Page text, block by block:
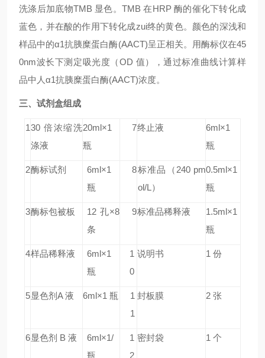
洗涤后加底物TMB 显色。TMB 在HRP 酶的催化下转化成
蓝色，并在酸的作用下转化成zui终的黄色。颜色的深浅和
样品中的α1抗胰糜蛋白酶(AACT)呈正相关。用酶标仪在45
0nm波长下测定吸光度（OD 值），通过标准曲线计算样
品中人α1抗胰糜蛋白酶(AACT)浓度。
三、试剂盒组成
130 倍浓缩洗
涤液
20ml×1
瓶
7终止液
6ml×1
瓶
2酶标试剂
6ml×1
瓶
8标准品
（240 pm
ol/L）
0.5ml×1
瓶
3酶标包被板
12 孔×8
条
9标准品稀释液
1.5ml×1
瓶
4样品稀释液
6ml×1
瓶
1
0
说明书 1 份
5显色剂A 液 6ml×1 瓶
1
1
封板膜 2 张
6显色剂 B 液
6ml×1/
瓶
1
2
密封袋 1 个